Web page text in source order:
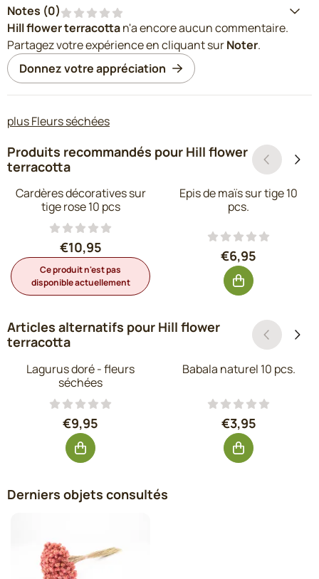
Notes (0)
Hill flower terracottan'a encore aucun commentaire.
Partagez votre expérience en cliquant surNoter.
Donnez votre appréciation
plus Fleurs séchées
Produits recommandés pour Hill flower
terracotta
Cardères décoratives sur
tige rose 10 pcs
Prix: 10,95, hors TVA : 9,05
€10,95
Ce produit n'est pas
disponible actuellement
Epis de maïs sur tige 10
pcs.
Prix: 6,95, hors
€6,95
Articles alternatifs pour Hill flower
terracotta
Lagurus doré - fleurs
séchées
Prix: 9,95, hors TVA : 8,22
€9,95
Babala naturel 10 pcs.
Prix: 3,95, hors
€3,95
Derniers objets consultés